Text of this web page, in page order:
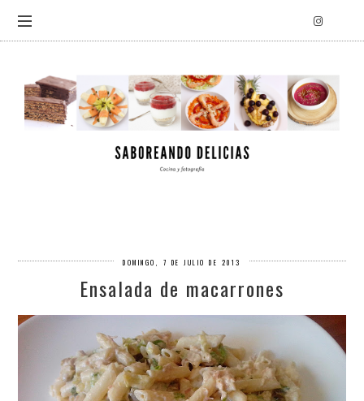
DOMINGO, 7 DE JULIO DE 2013
Ensalada de macarrones